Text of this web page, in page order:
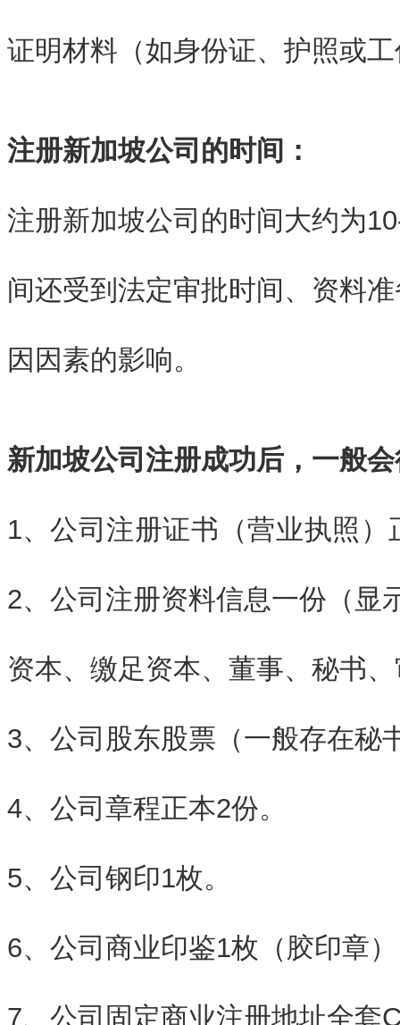
证明材料（如身份证、护照或
注册新加坡公司的时间：
注册新加坡公司的时间大约为
间还受到法定审批时间、资料
因因素的影响。
新加坡公司注册成功后，一般
1、 公司注册证书（营业执照）
2、公司注册资料信息一份（显
资本、缴足资本、董事、秘书
3、公司股东股票（一般存在秘
4、公司章程正本2份。
5、公司钢印1枚。
6、公司商业印鉴1枚（胶印章
7、公司固定商业注册地址全套